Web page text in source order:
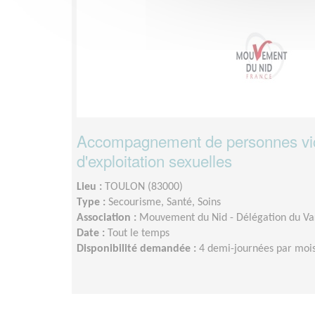
Accompagnement de personnes
d'exploitation sexuelles
Lieu :
TOULON (83000)
Type : Secourisme, Santé, Soins
Association : Mouvement du Nid - Délégation du
Date :
Tout le temps
Disponibilité demandée : 4 demi-journées par